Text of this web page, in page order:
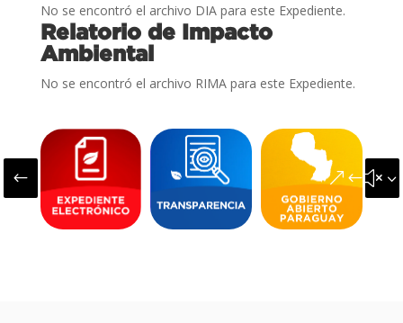
No se encontró el archivo DIA para este Expediente.
Relatorio de Impacto
Ambiental
No se encontró el archivo RIMA para este Expediente.
#